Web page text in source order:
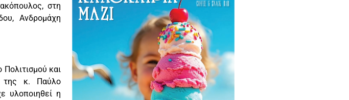
στη
Ανδρομάχη
και
της κ. Παύλο
υλοποιηθεί η